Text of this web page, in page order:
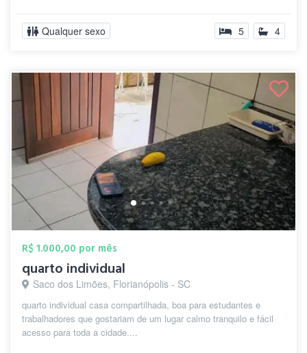
Qualquer sexo 5 4
R$ 1.000,00 por mês
quarto individual
Saco dos Limões, Florianópolis - SC
quarto individual casa compartilhada, boa para estudantes e
trabalhadores que gostariam de um lugar calmo tranquilo e fácil
acesso para toda a cidade....